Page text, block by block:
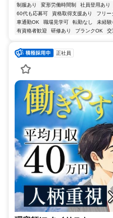
制服あり 変形労働時間制 社員登用あり
60代も応募可
資格取得支援あり フリー
車通勤OK
職場見学可 転勤なし 未経験
有資格者歓迎
研修あり ブランクOK 交
正社員